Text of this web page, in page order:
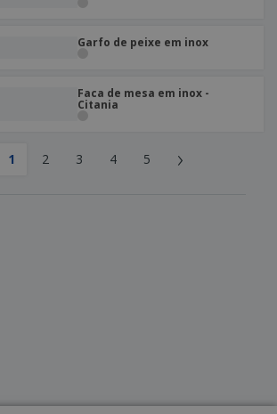
Garfo de peixe em inox
Faca de mesa em inox -
Citania
1 2 3 4 5 ›